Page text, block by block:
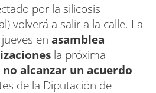
por la silicosis
volverá a salir a la calle. La
en asamblea
la próxima
no alcanzar un acuerdo
de la Diputación de